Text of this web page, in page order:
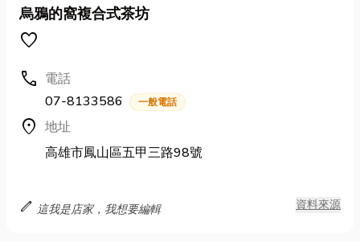
烏鴉的窩複合式茶坊
favorite
call 電話
07-8133586
一般電話
location_on 地址
高雄市鳳山區五甲三路98號
edit 這我是店家，我想要編輯 資料來源